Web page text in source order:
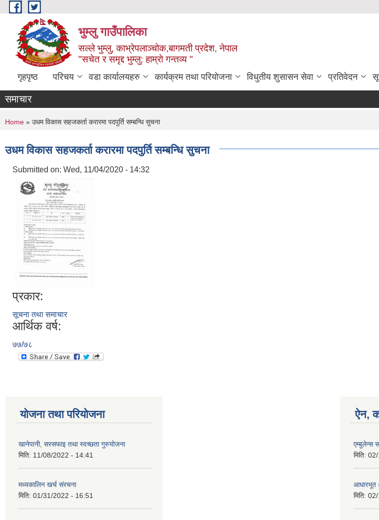
Skip to main content
भुम्लु गाउँपालिका
सल्ले भुम्लु, काभ्रेपलाञ्चोक,बागमती प्रदेश, नेपाल
"सचेत र समृद्द भुम्लु: हाम्राे गन्तव्य "
गृहपृष्ठ परिचय वडा कार्यालयहरु कार्यक्रम तथा परियोजना विधुतीय शुसासन सेवा प्रतिवेदन
समाचार
You are here
Home » उधम विकास सहजकर्ता करारमा पदपुर्ति सम्बन्धि सुचना
उधम विकास सहजकर्ता करारमा पदपुर्ति सम्बन्धि सुचना
Submitted on: Wed, 11/04/2020 - 14:32
प्रकार:
सूचना तथा समाचार
आर्थिक वर्ष:
७७/७८
योजना तथा परियोजना
खानेपानी, सरसफाइ तथा स्वच्छता गुरुयोजना
मिति: 11/08/2022 - 14:41
मध्यकालिन खर्च संरचना
मिति: 01/31/2022 - 16:51
ऐन,
एम्बुलेन्स
मिति:
आधारभूत
मिति: